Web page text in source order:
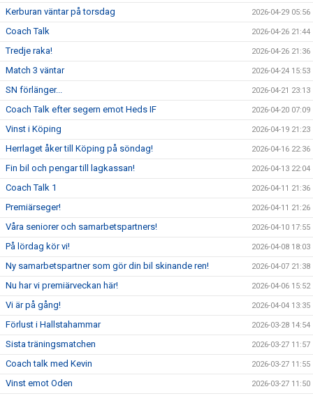
Kerburan väntar på torsdag 2026-04-29 05:56
Coach Talk 2026-04-26 21:44
Tredje raka! 2026-04-26 21:36
Match 3 väntar 2026-04-24 15:53
SN förlänger... 2026-04-21 23:13
Coach Talk efter segern emot Heds IF 2026-04-20 07:09
Vinst i Köping 2026-04-19 21:23
Herrlaget åker till Köping på söndag! 2026-04-16 22:36
Fin bil och pengar till lagkassan! 2026-04-13 22:04
Coach Talk 1 2026-04-11 21:36
Premiärseger! 2026-04-11 21:26
Våra seniorer och samarbetspartners! 2026-04-10 17:55
På lördag kör vi! 2026-04-08 18:03
Ny samarbetspartner som gör din bil skinande ren! 2026-04-07 21:38
Nu har vi premiärveckan här! 2026-04-06 15:52
Vi är på gång! 2026-04-04 13:35
Förlust i Hallstahammar 2026-03-28 14:54
Sista träningsmatchen 2026-03-27 11:57
Coach talk med Kevin 2026-03-27 11:55
Vinst emot Oden 2026-03-27 11:50